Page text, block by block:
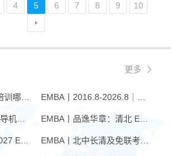
4 5 6 7 8 9 10
更多
EMBA丨品逸华章：清北 EMBA 辅导的学院派实力全景
EMBA丨北中长清及免联考EMBA项目申请时间汇总（7月篇）